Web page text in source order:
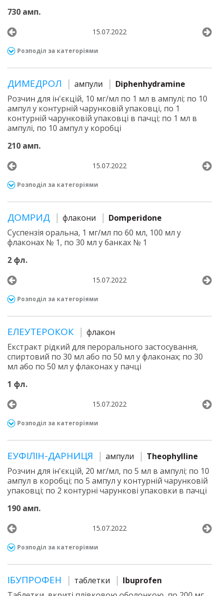
730 амп.
15.07.2022
Розподіл за категоріями
ДИМЕДРОЛ ампули
Diphenhydramine
Розчин для ін'єкцій, 10 мг/мл по 1 мл в ампулі; по 10
ампул у контурній чарунковій упаковці, по 1
контурній чарунковій упаковці в пачці; по 1 мл в
ампулі, по 10 ампул у коробці
210 амп.
15.07.2022
Розподіл за категоріями
ДОМРИД флакони
Domperidone
Суспензія оральна, 1 мг/мл по 60 мл, 100 мл у
флаконах № 1, по 30 мл у банках № 1
2 фл.
15.07.2022
Розподіл за категоріями
ЕЛЕУТЕРОКОК
флакон
Екстракт рідкий для перорального застосування,
спиртовий по 30 мл або по 50 мл у флаконах; по 30
мл або по 50 мл у флаконах у пачці
1 фл.
15.07.2022
Розподіл за категоріями
ЕУФІЛІН-ДАРНИЦЯ ампули
Theophylline
Розчин для ін'єкцій, 20 мг/мл, по 5 мл в ампулі; по 10
ампул в коробці; по 5 ампул у контурній чарунковій
упаковці; по 2 контурні чарункові упаковки в пачці
190 амп.
15.07.2022
Розподіл за категоріями
ІБУПРОФЕН таблетки
Ibuprofen